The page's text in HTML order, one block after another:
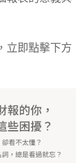
立即點擊下方